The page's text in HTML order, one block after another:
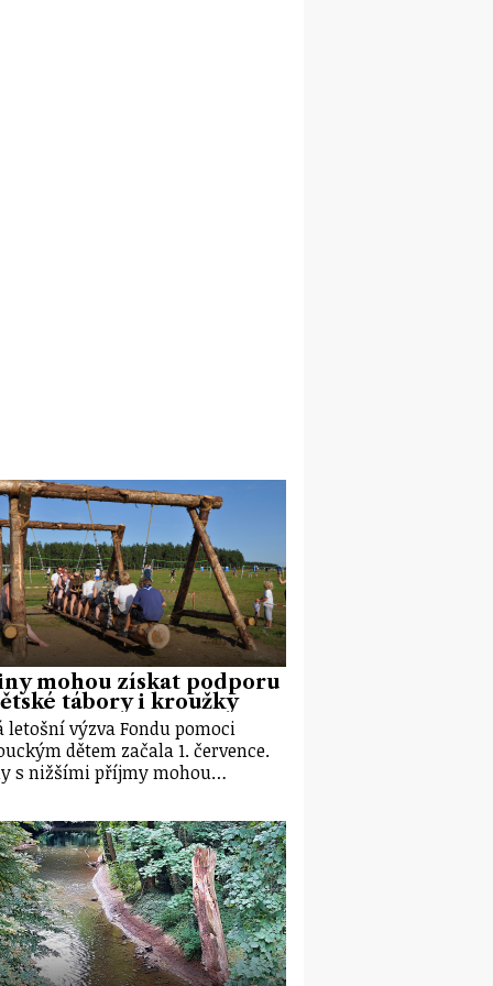
mohou získat podporu
tábory i kroužky
letošní výzva Fondu pomoci
dětem začala 1. července.
s nižšími příjmy mohou…